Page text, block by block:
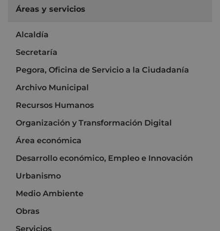
Áreas y servicios
Alcaldía
Secretaría
Pegora, Oficina de Servicio a la Ciudadanía
Archivo Municipal
Recursos Humanos
Organización y Transformación Digital
Área económica
Desarrollo económico, Empleo e Innovación
Urbanismo
Medio Ambiente
Obras
Servicios